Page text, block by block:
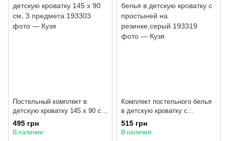
Постельный комплект в
детскую кроватку 145 х 90 см,
3 предмета
495 грн
В наличии
Комплект постельного белья
в детскую кроватку с
простыней на резинке,серый
515 грн
В наличии